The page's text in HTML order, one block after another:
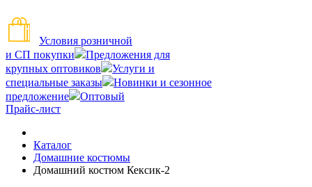
Условия розничной
и СП покупки
Предложения для
крупных оптовиков
Услуги и
специальные заказы
Новинки и сезонное
предложение
Оптовый
Прайс-лист
Каталог
Домашние костюмы
Домашний костюм Кексик-2